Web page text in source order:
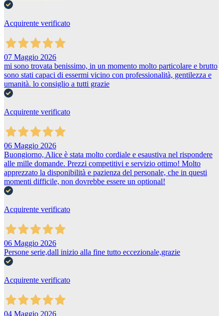
Acquirente verificato
07 Maggio 2026
mi sono trovata benissimo, in un momento molto particolare e brutto
sono stati capaci di essermi vicino con professionalità, gentilezza e
umanità. lo consiglio a tutti grazie
Acquirente verificato
06 Maggio 2026
Buongiorno, Alice è stata molto cordiale e esaustiva nel rispondere
alle mille domande. Prezzi competitivi e servizio ottimo! Molto
apprezzato la disponibilità e pazienza del personale, che in questi
momenti difficile, non dovrebbe essere un optional!
Acquirente verificato
06 Maggio 2026
Persone serie,dall inizio alla fine tutto eccezionale,grazie
Acquirente verificato
04 Maggio 2026